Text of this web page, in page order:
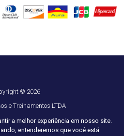
© 2026
e Treinamentos LTDA
0001-14
direitos reservados
a melhor experiência em nosso site.
entenderemos que você está